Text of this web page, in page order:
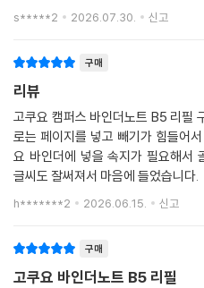
이상으로 많이 사서 쟁여놓는다는^^
s*****2 2026.07.30. 신고
구매
리뷰
고쿠요 캠퍼스 바인더노트 B5 리필
로는 페이지를 넣고 빼기가 힘들어
요 바인더에 넣을 속지가 필요해서
글씨도 잘써져서 마음에 들었습니다.
h*******2 2026.06.15. 신고
구매
고쿠요 바인더노트 B5 리필